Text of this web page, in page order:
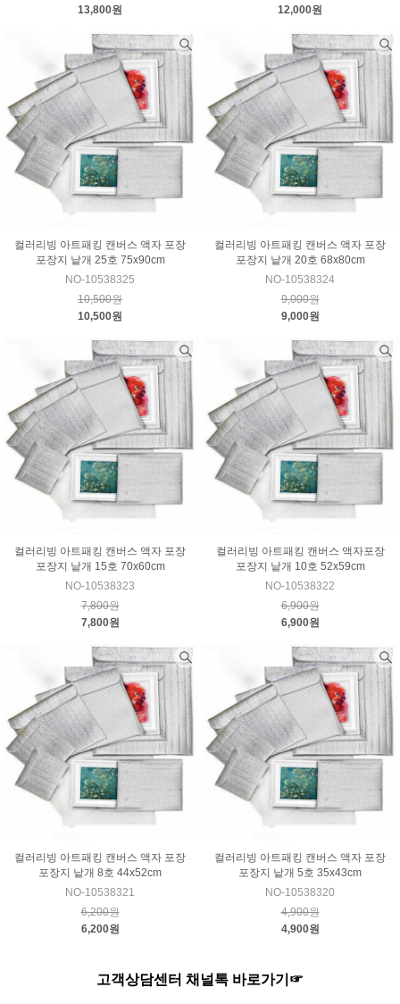
13,800원
12,000원
컬러리빙 아트패킹 캔버스 액자 포장
포장지 낱개 25호 75x90cm
NO-10538325
10,500원
10,500원
컬러리빙 아트패킹 캔버스 액자 포장
포장지 낱개 20호 68x80cm
NO-10538324
9,000원
9,000원
컬러리빙 아트패킹 캔버스 액자 포장
포장지 낱개 15호 70x60cm
NO-10538323
7,800원
7,800원
컬러리빙 아트패킹 캔버스 액자포장
포장지 낱개 10호 52x59cm
NO-10538322
6,900원
6,900원
컬러리빙 아트패킹 캔버스 액자 포장
포장지 낱개 8호 44x52cm
NO-10538321
6,200원
6,200원
컬러리빙 아트패킹 캔버스 액자 포장
포장지 낱개 5호 35x43cm
NO-10538320
4,900원
4,900원
고객상담센터 채널톡 바로가기☞